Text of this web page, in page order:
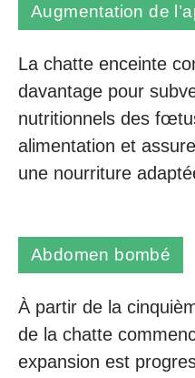
Augmentation de
La chatte enceinte
davantage pour
nutritionnels des
alimentation et
une nourriture
Abdomen bombé
À partir de la
de la chatte
expansion est